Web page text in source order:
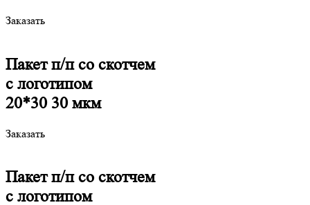
Заказать
Пакет п/п со скотчем
c логотипом
20*30 30 мкм
Заказать
Пакет п/п со скотчем
c логотипом